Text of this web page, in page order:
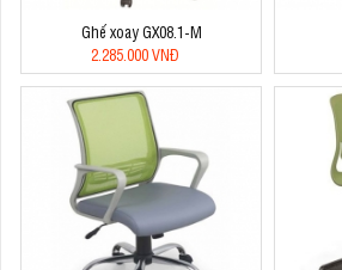
Ghế xoay GX08.1-M
2.285.000 VNĐ